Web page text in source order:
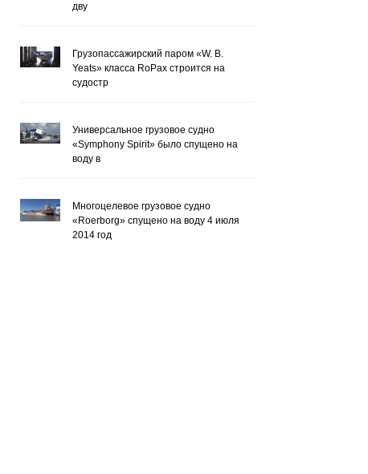
дву
Грузопассажирский паром «W. B.
Yeats» класса RoPax строится на
судостр
Универсальное грузовое судно
«Symphony Spirit» было спущено на
воду в
Многоцелевое грузовое судно
«Roerborg» спущено на воду 4 июля
2014 год